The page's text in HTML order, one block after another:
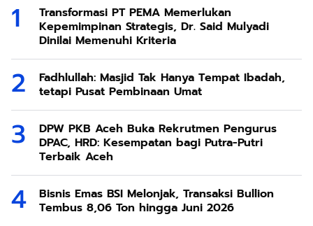
Transformasi PT PEMA Memerlukan
Kepemimpinan Strategis, Dr. Said Mulyadi
Dinilai Memenuhi Kriteria
Fadhlullah: Masjid Tak Hanya Tempat Ibadah,
tetapi Pusat Pembinaan Umat
DPW PKB Aceh Buka Rekrutmen Pengurus
DPAC, HRD: Kesempatan bagi Putra-Putri
Terbaik Aceh
Bisnis Emas BSI Melonjak, Transaksi Bullion
Tembus 8,06 Ton hingga Juni 2026